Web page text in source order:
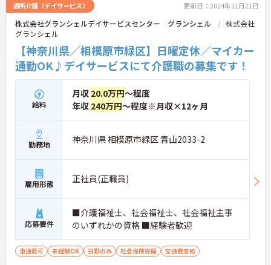
通所介護（デイサービス） 更新日：2024年11月21日
株式会社グランシェルデイサービスセンター グランシェル
株式会社
グランシェル
【神奈川県／相模原市緑区】日曜定休／マイカー
通勤OK♪デイサービスにて介護職の募集です！
給料
月収 20.0万円～程度
年収 240万円～程度※月収×12ヶ月
勤務地 神奈川県 相模原市緑区 青山2033-2
雇用形態 正社員(正職員)
応募要件
■介護福祉士、社会福祉士、社会福祉主事
のいずれかの資格 ■経験者歓迎
車通勤可 未経験OK 日勤のみ 社会保険完備 交通費支給